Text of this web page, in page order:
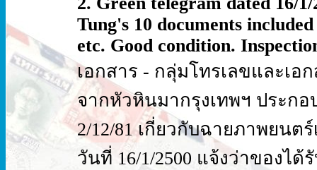
Tung's 10 documents
etc. Good condition.
เอกสาร - กลุ่มโทรเลขและเอ
จากหัวหินมากรุงเทพฯ ประก
2/12/81 เกี่ยวกับฉายภาพยนต
วันที่ 16/1/2500 แจ้งว่าของได้